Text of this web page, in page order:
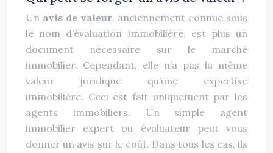
Un avis de valeur, anciennement connue sous
le nom d’évaluation immobilière, est plus un
document nécessaire sur le marché
immobilier. Cependant, elle n’a pas la même
valeur juridique qu’une expertise
immobilière. Ceci est fait uniquement par les
agents immobiliers. Un simple agent
immobilier expert ou évaluateur peut vous
donner un avis sur le coût. Dans tous les cas, ils